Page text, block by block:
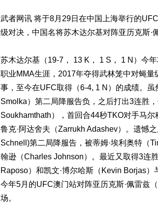
武者网讯 将于8月29日在中国上海举行的
级对决，中国名将苏木达尔基对阵亚历克斯·
苏木达尔基（19-7， 13 K， 1 S， 1 N）今
职业MMA生涯，2017年夺得武林笼中对蝇
事，至今在UFC取得（6-4, 1 N）的成绩。
Smolka）第二局降服告负，之后打出3连胜
Soukhamthath），首回合44秒TKO对手马
鲁克·阿达舍夫（Zarrukh Adashev）。遗憾
Schnell)第二局降服告，被蒂姆·埃利奥特（
翰逊（Charles Johnson）。最近又取得3连
Raposo）和凯文·博尔哈斯（Kevin Borjas
今年5月的UFC澳门站对阵亚历克斯·佩雷兹
场。